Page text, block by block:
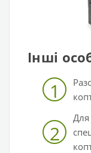
Інші
1
2